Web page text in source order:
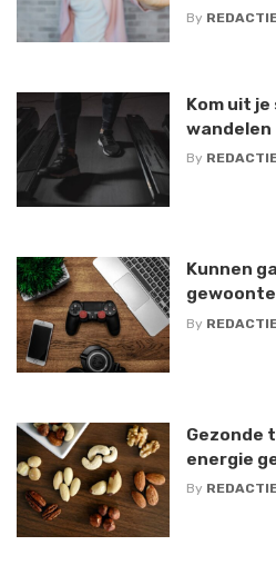
By
Kom uit
wandelen
By
Kunnen
By
Gezonde
energie
By